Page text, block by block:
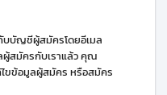
บบัญชีผู้สมัครโดยอีเมล
สมัครกับเราแล้ว คุณ
ไขข้อมูลผู้สมัคร หรือสมัคร